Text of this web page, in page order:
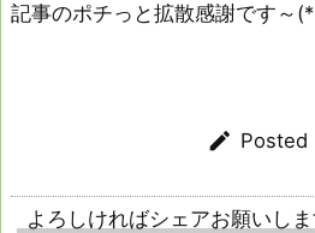
記事のポチっと拡散感謝です～
 Posted
よろしければシェアお願いし